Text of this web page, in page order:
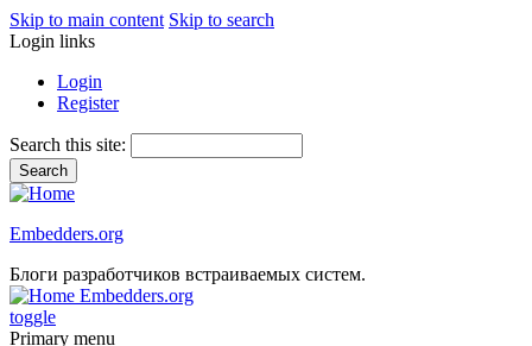
Skip to main content Skip to search
Login links
Login
Register
Search this site:
Embedders.org
Блоги разработчиков встраиваемых систем.
Embedders.org
toggle
Primary menu